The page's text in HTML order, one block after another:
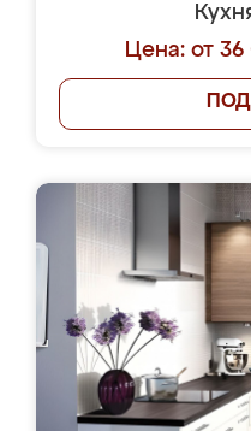
Цена: от